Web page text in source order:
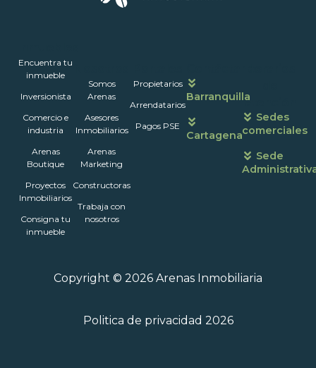
Encuentra tu
inmueble
Inversionista
Comercio e
industria
Arenas
Boutique
Proyectos
Inmobiliarios
Consigna tu
inmueble
Somos
Arenas
Asesores
Inmobiliarios
Arenas
Marketing
Constructoras
Trabaja con
nosotros
Propietarios
Arrendatarios
Pagos PSE
Barranquilla
Cartagena
atención
Sedes
comerciales
Sede
Copyright © 2026 Arenas Inmobiliaria
Politica de privacidad 2026